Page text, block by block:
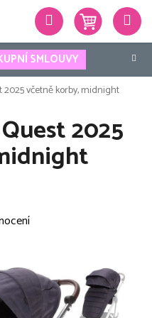
SMLOUVY
Hledat
2025 včetně korby, midnight
2025